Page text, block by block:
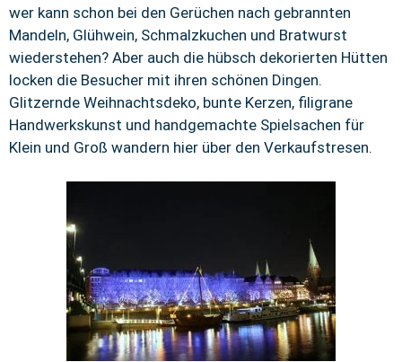
wer kann schon bei den Gerüchen nach gebrannten
Mandeln, Glühwein, Schmalzkuchen und Bratwurst
wiederstehen? Aber auch die hübsch dekorierten Hütten
locken die Besucher mit ihren schönen Dingen.
Glitzernde Weihnachtsdeko, bunte Kerzen, filigrane
Handwerkskunst und handgemachte Spielsachen für
Klein und Groß wandern hier über den Verkaufstresen.